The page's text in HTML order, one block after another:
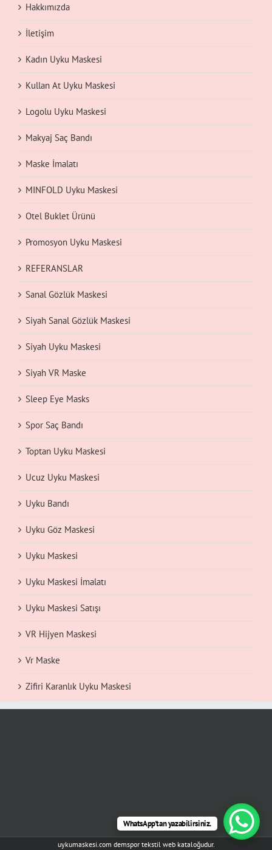
Hakkımızda
İletişim
Kadın Uyku Maskesi
Kullan At Uyku Maskesi
Logolu Uyku Maskesi
Makyaj Saç Bandı
Maske İmalatı
MINFOLD Uyku Maskesi
Otel Buklet Ürünü
Promosyon Uyku Maskesi
REFERANSLAR
Sanal Gözlük Maskesi
Siyah Sanal Gözlük Maskesi
Siyah Uyku Maskesi
Siyah VR Maske
Sleep Eye Masks
Spor Saç Bandı
Toptan Uyku Maskesi
Ucuz Uyku Maskesi
Uyku Bandı
Uyku Göz Maskesi
Uyku Maskesi
Uyku Maskesi İmalatı
Uyku Maskesi Satışı
VR Hijyen Maskesi
Vr Maske
Zifiri Karanlık Uyku Maskesi
uykumaskesi.com demspor tekstil web kataloğudur.
WhatsApp'tan yazabilirsiniz.